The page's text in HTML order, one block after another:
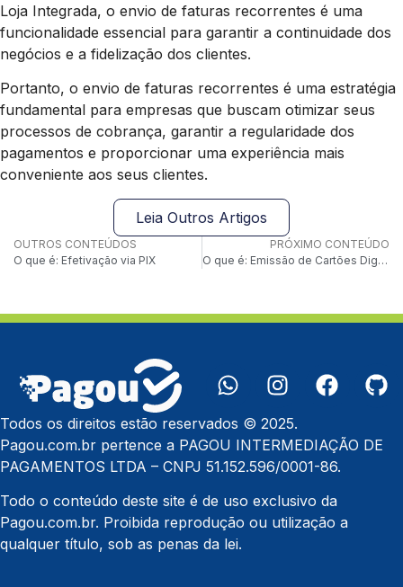
Loja Integrada, o envio de faturas recorrentes é uma
funcionalidade essencial para garantir a continuidade dos
negócios e a fidelização dos clientes.
Portanto, o envio de faturas recorrentes é uma estratégia
fundamental para empresas que buscam otimizar seus
processos de cobrança, garantir a regularidade dos
pagamentos e proporcionar uma experiência mais
conveniente aos seus clientes.
Leia Outros Artigos
OUTROS CONTEÚDOS
O que é: Efetivação via PIX
PRÓXIMO CONTEÚDO
O que é: Emissão de Cartões Digitais
Todos os direitos estão reservados © 2025.
Pagou.com.br pertence a PAGOU INTERMEDIAÇÃO DE
PAGAMENTOS LTDA – CNPJ 51.152.596/0001-86.
Todo o conteúdo deste site é de uso exclusivo da
Pagou.com.br. Proibida reprodução ou utilização a
qualquer título, sob as penas da lei.